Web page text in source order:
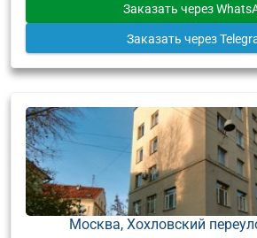
Заказать через
Заказать через
Москва, Хохловский